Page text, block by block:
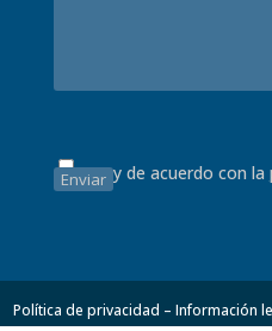
Estoy de acuerdo con la
Política de privacidad – Información